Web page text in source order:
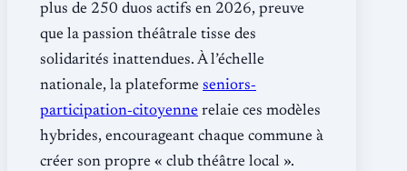
plus de 250 duos actifs en 2026, preuve
que la passion théâtrale tisse des
solidarités inattendues. À l’échelle
nationale, la plateforme seniors‐
participation‐citoyenne relaie ces modèles
hybrides, encourageant chaque commune à
créer son propre « club théâtre local ».